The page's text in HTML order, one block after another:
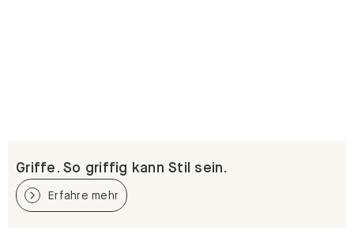
Griffe. So griffig kann Stil sein.
Erfahre mehr